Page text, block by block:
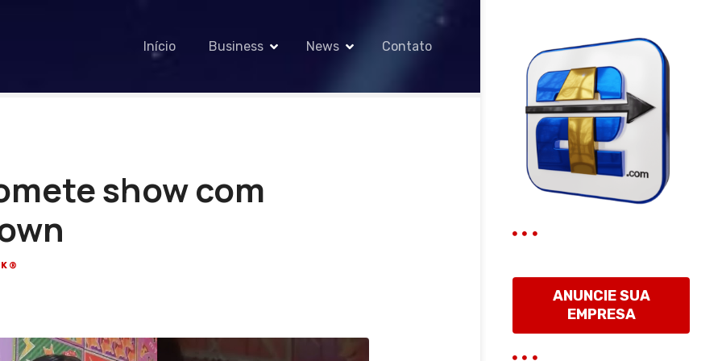
Início Business News Contato
show com
ANUNCIE SUA
EMPRESA